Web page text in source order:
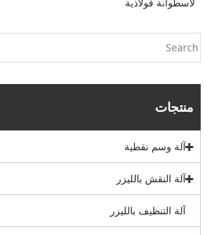
منتجات
آلة وسم نقطية
آلة النقش بالليزر
آلة التنظيف بالليزر